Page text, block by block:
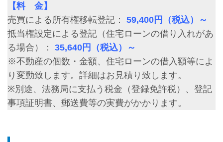
【料 金】
売買による所有権移転登記：
59,400円（税込）～
抵当権設定による登記（住宅ローンの借り入れがあ
る場合）： 35,640円（税込）～
※不動産の個数・金額、住宅ローンの借入額等によ
り変動致します。詳細はお見積り致します。
※別途、法務局に支払う税金（登録免許税）、登記
事項証明書、郵送費等の実費がかかります。